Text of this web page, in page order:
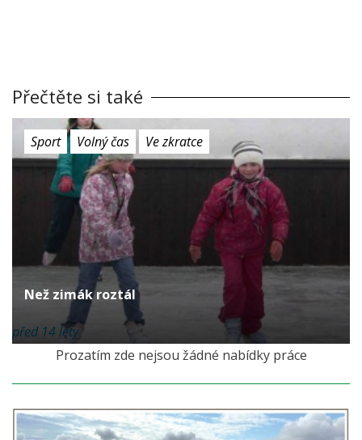
Přečtěte si také
Sport Volný čas Ve zkratce
Než zimák roztál
před 14 lety
Prozatím zde nejsou žádné nabídky práce